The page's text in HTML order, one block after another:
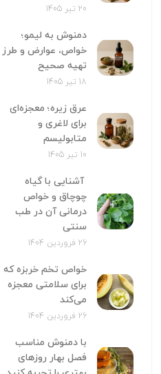
20 تیر 1405
دمنوش به لیمو؛
خواص، عوارض و طرز
تهیه صحیح
18 تیر 1405
عرق زیره؛ معجزه‌ای
برای لاغری و
متابولیسم
10 تیر 1405
آشنایی با گیاه
چوچاق و خواص
درمانی آن در طب
سنتی
26 فروردین 1404
خواص تخم خربزه که
برای سلامتی معجزه
می‌کند
26 فروردین 1404
با دمنوش مناسب
فصل بهار روزهای